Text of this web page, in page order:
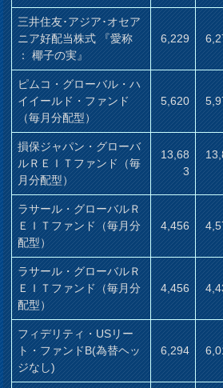
三井住友･アジア･オセア
ニア好配当株式 『愛称
： 椰子の実』
6,229
ピムコ・グローバル・ハ
イイールド・ファンド
（毎月分配型）
5,620
損保ジャパン・グローバ
ルＲＥＩＴファンド（毎
月分配型）
13,68
3
ラサール・グローバルＲ
ＥＩＴファンド（毎月分
配型）
4,456
ラサール・グローバルＲ
ＥＩＴファンド（毎月分
配型）
4,456
フィデリティ・USリー
ト・ファンドB(為替ヘッ
ジなし)
6,294